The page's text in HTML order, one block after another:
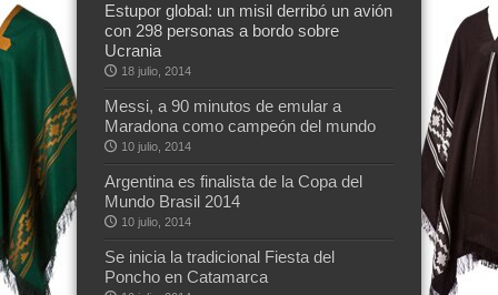
Estupor global: un misil derribó un avión
con 298 personas a bordo sobre
Ucrania
18 julio, 2014
Messi, a 90 minutos de emular a
Maradona como campeón del mundo
10 julio, 2014
Argentina es finalista de la Copa del
Mundo Brasil 2014
10 julio, 2014
Se inicia la tradicional Fiesta del
Poncho en Catamarca